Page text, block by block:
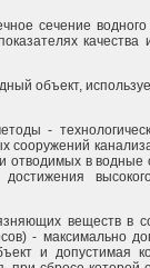
сечение
качества
объект,
-
сооружений
отводимых в водные
достижения
веществ в
- максимально
и допустимая